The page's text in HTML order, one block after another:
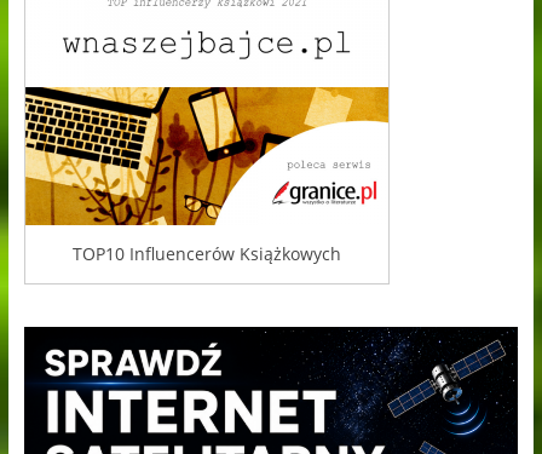
TOP10 Influencerów Książkowych